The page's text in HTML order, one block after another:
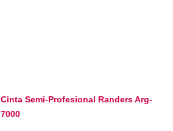
Cinta Semi-Profesional Randers Arg-
7000